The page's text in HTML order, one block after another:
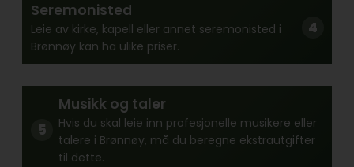
Seremonisted
Leie av kirke, kapell eller annet seremonisted i
Brønnøy kan ha ulike priser.
Musikk og taler
Hvis du skal leie inn profesjonelle musikere eller
talere i Brønnøy, må du beregne ekstrautgifter
til dette.